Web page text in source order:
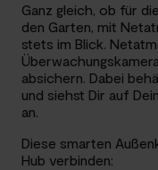
Ganz gleich, ob für
den Garten, mit
stets im Blick.
absichern. Dabei
und siehst Dir auf
an.
Diese smarten
Hub verbinden: